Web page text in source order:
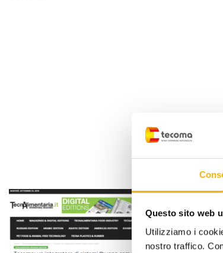
Questo sito web
Utilizziamo i
nostro traffico.